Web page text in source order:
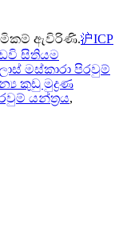
හිමිකම් ඇවිරිණි.沪ICP
සිතියම
මස්කාරා පිරවුම්
කුඩු මුද්‍රණ
යන්ත්‍රය,